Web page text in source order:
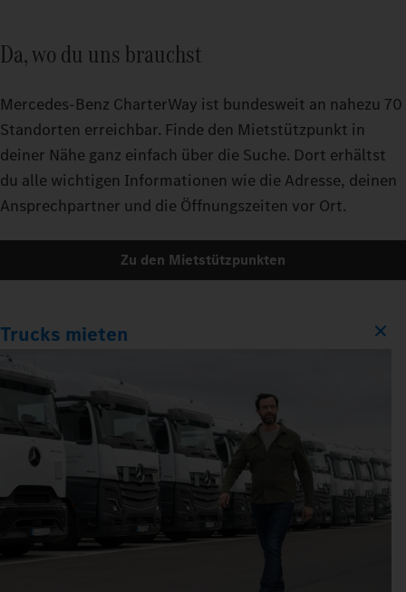
Da, wo du uns brauchst
Mercedes‑Benz CharterWay ist bundesweit an nahezu 70
Standorten erreichbar. Finde den Mietstützpunkt in
deiner Nähe ganz einfach über die Suche. Dort erhältst
du alle wichtigen Informationen wie die Adresse, deinen
Ansprechpartner und die Öffnungszeiten vor Ort.
Zu den Mietstützpunkten
Trucks mieten